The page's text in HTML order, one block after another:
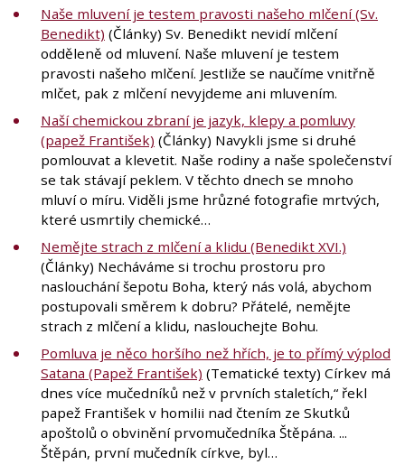
Naše mluvení je testem pravosti našeho mlčení (Sv.
Benedikt) (Články) Sv. Benedikt nevidí mlčení
odděleně od mluvení. Naše mluvení je testem
pravosti našeho mlčení. Jestliže se naučíme vnitřně
mlčet, pak z mlčení nevyjdeme ani mluvením.
Naší chemickou zbraní je jazyk, klepy a pomluvy
(papež František) (Články) Navykli jsme si druhé
pomlouvat a klevetit. Naše rodiny a naše společenství
se tak stávají peklem. V těchto dnech se mnoho
mluví o míru. Viděli jsme hrůzné fotografie mrtvých,
které usmrtily chemické…
Nemějte strach z mlčení a klidu (Benedikt XVI.)
(Články) Necháváme si trochu prostoru pro
naslouchání šepotu Boha, který nás volá, abychom
postupovali směrem k dobru? Přátelé, nemějte
strach z mlčení a klidu, naslouchejte Bohu.
Pomluva je něco horšího než hřích, je to přímý výplod
Satana (Papež František) (Tematické texty) Církev má
dnes více mučedníků než v prvních staletích,“ řekl
papež František v homilii nad čtením ze Skutků
apoštolů o obvinění prvomučedníka Štěpána. ...
Štěpán, první mučedník církve, byl…